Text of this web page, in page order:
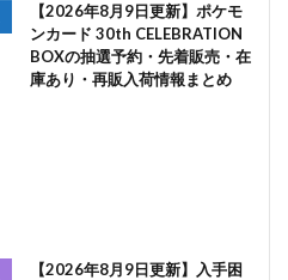
【2026年8月9日更新】ポケモ
ンカード 30th CELEBRATION
BOXの抽選予約・先着販売・在
庫あり・再販入荷情報まとめ
【2026年8月9日更新】入手困